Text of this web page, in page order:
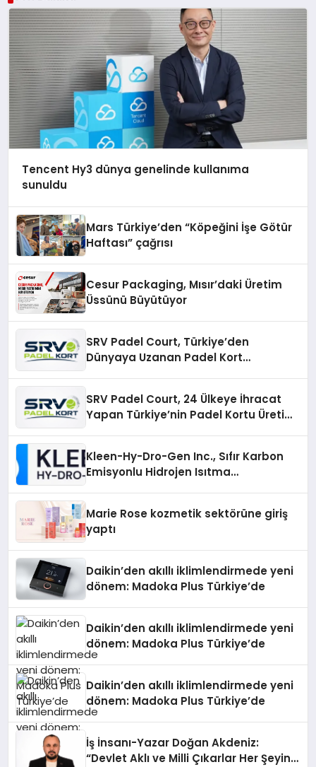
Tencent Hy3 dünya genelinde kullanıma
sunuldu
Mars Türkiye’den “Köpeğini İşe Götür
Haftası” çağrısı
Cesur Packaging, Mısır’daki Üretim
Üssünü Büyütüyor
SRV Padel Court, Türkiye’den
Dünyaya Uzanan Padel Kort
SRV Padel Court, 24 Ülkeye İhracat
Yapan Türkiye’nin Padel Kortu Üretim
Kleen-Hy-Dro-Gen Inc., Sıfır Karbon
Emisyonlu Hidrojen Isıtma
Marie Rose kozmetik sektörüne giriş
yaptı
Daikin’den akıllı iklimlendirmede yeni
dönem: Madoka Plus Türkiye’de
Daikin’den akıllı iklimlendirmede yeni
dönem: Madoka Plus Türkiye’de
Daikin’den akıllı iklimlendirmede yeni
dönem: Madoka Plus Türkiye’de
İş İnsanı-Yazar Doğan Akdeniz:
“Devlet Aklı ve Milli Çıkarlar Her Şeyin